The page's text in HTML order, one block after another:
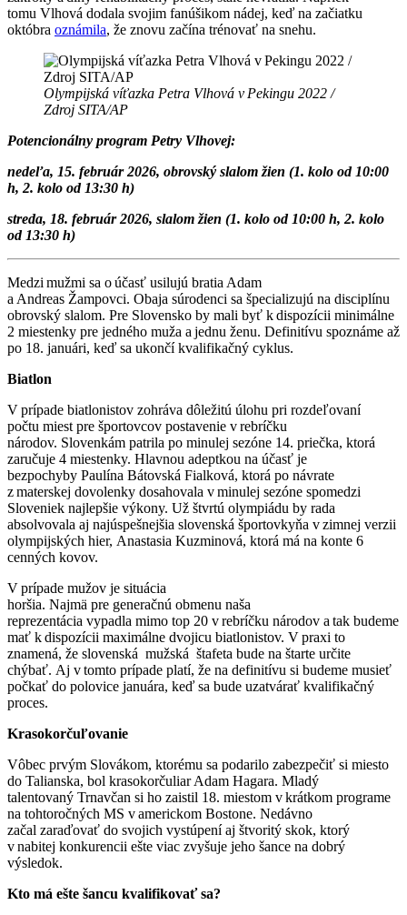
tomu Vlhová dodala svojim fanúšikom nádej, keď na začiatku
októbra oznámila, že znovu začína trénovať na snehu.
Olympijská víťazka Petra Vlhová v Pekingu 2022 /
Zdroj SITA/AP
Potencionálny program Petry Vlhovej:
nedeľa, 15. február 2026, obrovský slalom žien (1. kolo od 10:00
h, 2. kolo od 13:30 h)
streda, 18. február 2026, slalom žien (1. kolo od 10:00 h, 2. kolo
od 13:30 h)
Medzi mužmi sa o účasť usilujú bratia Adam
a Andreas Žampovci. Obaja súrodenci sa špecializujú na disciplínu
obrovský slalom. Pre Slovensko by mali byť k dispozícii minimálne
2 miestenky pre jedného muža a jednu ženu. Definitívu spoznáme až
po 18. januári, keď sa ukončí kvalifikačný cyklus.
Biatlon
V prípade biatlonistov zohráva dôležitú úlohu pri rozdeľovaní
počtu miest pre športovcov postavenie v rebríčku
národov. Slovenkám patrila po minulej sezóne 14. priečka, ktorá
zaručuje 4 miestenky. Hlavnou adeptkou na účasť je
bezpochyby Paulína Bátovská Fialková, ktorá po návrate
z materskej dovolenky dosahovala v minulej sezóne spomedzi
Sloveniek najlepšie výkony. Už štvrtú olympiádu by rada
absolvovala aj najúspešnejšia slovenská športovkyňa v zimnej verzii
olympijských hier, Anastasia Kuzminová, ktorá má na konte 6
cenných kovov.
V prípade mužov je situácia
horšia. Najmä pre generačnú obmenu naša
reprezentácia vypadla mimo top 20 v rebríčku národov a tak budeme
mať k dispozícii maximálne dvojicu biatlonistov. V praxi to
znamená, že slovenská mužská štafeta bude na štarte určite
chýbať. Aj v tomto prípade platí, že na definitívu si budeme musieť
počkať do polovice januára, keď sa bude uzatvárať kvalifikačný
proces.
Krasokorčuľovanie
Vôbec prvým Slovákom, ktorému sa podarilo zabezpečiť si miesto
do Talianska, bol krasokorčuliar Adam Hagara. Mladý
talentovaný Trnavčan si ho zaistil 18. miestom v krátkom programe
na tohtoročných MS v americkom Bostone. Nedávno
začal zaraďovať do svojich vystúpení aj štvoritý skok, ktorý
v nabitej konkurencii ešte viac zvyšuje jeho šance na dobrý
výsledok.
Kto má ešte šancu kvalifikovať sa?